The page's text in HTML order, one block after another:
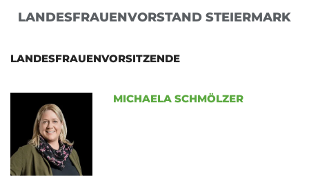
LANDESFRAUENVORSTAND STEIERMARK
LANDESFRAUENVORSITZENDE
MICHAELA SCHMÖLZER